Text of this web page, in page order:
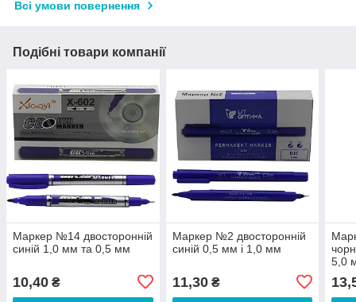
Всі умови повернення
Подібні товари компанії
Маркер №14 двосторонній
синій 1,0 мм та 0,5 мм
10,40 ₴
Маркер №2 двосторонній
синій 0,5 мм і 1,0 мм
11,30₴
5,0